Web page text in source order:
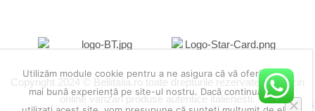
Copyright 2024 © Bellitalia.ro toate drepturile rezervate. Magazin
online vanzari produse autentice italienesti.
Utilizăm module cookie pentru a ne asigura că vă oferim cea
mai bună experiență pe site-ul nostru. Dacă continuați să